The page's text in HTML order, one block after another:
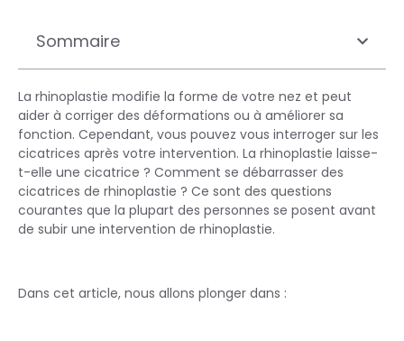
Sommaire
La rhinoplastie modifie la forme de votre nez et peut
aider à corriger des déformations ou à améliorer sa
fonction. Cependant, vous pouvez vous interroger sur les
cicatrices après votre intervention. La rhinoplastie laisse-
t-elle une cicatrice ? Comment se débarrasser des
cicatrices de rhinoplastie ? Ce sont des questions
courantes que la plupart des personnes se posent avant
de subir une intervention de rhinoplastie.
Dans cet article, nous allons plonger dans :